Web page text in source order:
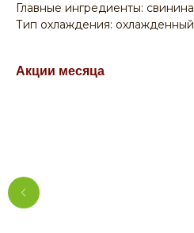
Главные ингредиенты: свинина
Тип охлаждения: охлажденный
Акции месяца